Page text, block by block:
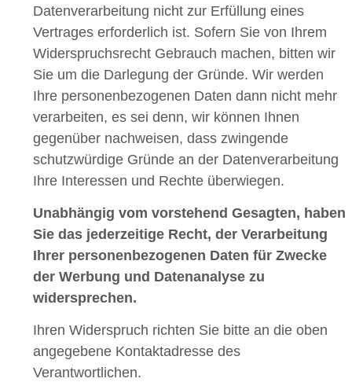
Datenverarbeitung nicht zur Erfüllung eines
Vertrages erforderlich ist. Sofern Sie von Ihrem
Widerspruchsrecht Gebrauch machen, bitten wir
Sie um die Darlegung der Gründe. Wir werden
Ihre personenbezogenen Daten dann nicht mehr
verarbeiten, es sei denn, wir können Ihnen
gegenüber nachweisen, dass zwingende
schutzwürdige Gründe an der Datenverarbeitung
Ihre Interessen und Rechte überwiegen.
Unabhängig vom vorstehend Gesagten, haben
Sie das jederzeitige Recht, der Verarbeitung
Ihrer personenbezogenen Daten für Zwecke
der Werbung und Datenanalyse zu
widersprechen.
Ihren Widerspruch richten Sie bitte an die oben
angegebene Kontaktadresse des
Verantwortlichen.